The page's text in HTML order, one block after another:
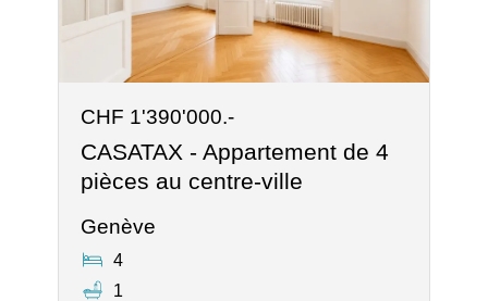
CHF 1'390'000.-
CASATAX - Appartement de 4
pièces au centre-ville
Genève
4
1